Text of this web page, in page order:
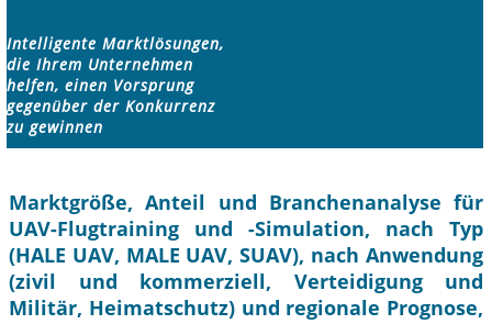
Intelligente Marktlösungen,
die Ihrem Unternehmen
helfen, einen Vorsprung
gegenüber der Konkurrenz
zu gewinnen
Marktgröße, Anteil und Branchenanalyse für
UAV-Flugtraining und -Simulation, nach Typ
(HALE UAV, MALE UAV, SUAV), nach Anwendung
(zivil und kommerziell, Verteidigung und
Militär, Heimatschutz) und regionale Prognose,